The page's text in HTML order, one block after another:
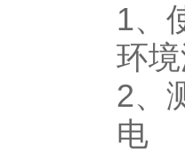
1、
环
2、